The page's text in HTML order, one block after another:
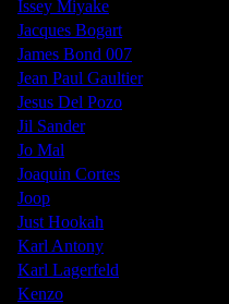
Issey Miyake
Jacques Bogart
James Bond 007
Jean Paul Gaultier
Jesus Del Pozo
Jil Sander
Jo Mal
Joaquin Cortes
Joop
Just Hookah
Karl Antony
Karl Lagerfeld
Kenzo